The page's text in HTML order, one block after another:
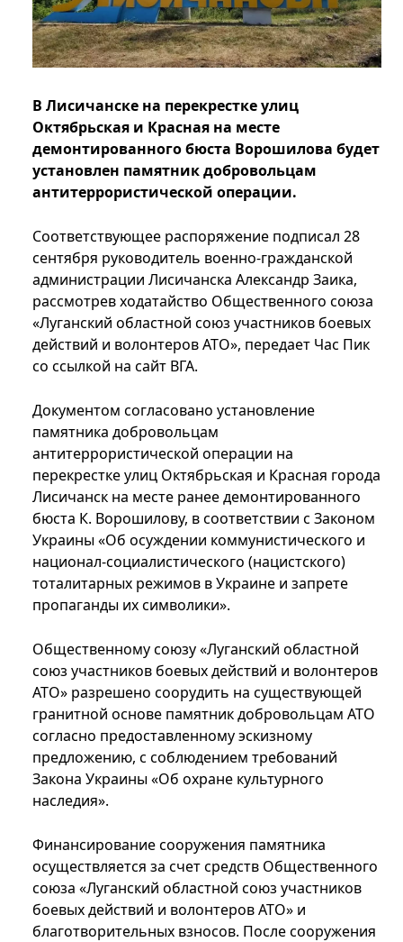
В Лисичанске на перекрестке улиц
Октябрьская и Красная на месте
демонтированного бюста Ворошилова будет
установлен памятник добровольцам
антитеррористической операции.
Соответствующее распоряжение подписал 28
сентября руководитель военно-гражданской
администрации Лисичанска Александр Заика,
рассмотрев ходатайство Общественного союза
«Луганский областной союз участников боевых
действий и волонтеров АТО», передает Час Пик
со ссылкой на сайт ВГА.
Документом согласовано установление
памятника добровольцам
антитеррористической операции на
перекрестке улиц Октябрьская и Красная города
Лисичанск на месте ранее демонтированного
бюста К. Ворошилову, в соответствии с Законом
Украины «Об осуждении коммунистического и
национал-социалистического (нацистского)
тоталитарных режимов в Украине и запрете
пропаганды их символики».
Общественному союзу «Луганский областной
союз участников боевых действий и волонтеров
АТО» разрешено соорудить на существующей
гранитной основе памятник добровольцам АТО
согласно предоставленному эскизному
предложению, с соблюдением требований
Закона Украины «Об охране культурного
наследия».
Финансирование сооружения памятника
осуществляется за счет средств Общественного
союза «Луганский областной союз участников
боевых действий и волонтеров АТО» и
благотворительных взносов. После сооружения